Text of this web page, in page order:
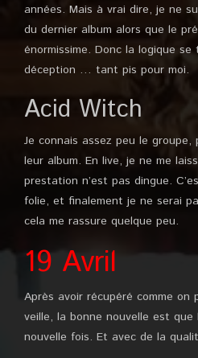
années. Mais à vrai dire, je ne
du dernier album alors que le
énormissime. Donc la logique
déception … tant pis pour moi.
Acid Witch
Je connais assez peu le
leur album. En live, je ne me
prestation n’est pas dingue.
folie, et finalement je ne serai
cela me rassure quelque peu.
19 Avril
Après avoir récupéré comme on
veille, la bonne nouvelle est
nouvelle fois. Et avec de la